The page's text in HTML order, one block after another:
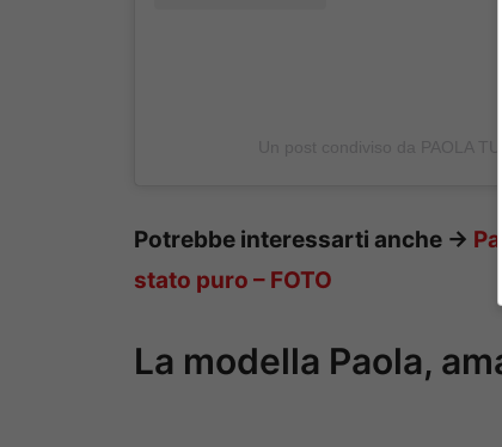
Un post condiviso da PAOLA
Potrebbe interessarti anche ->
stato puro – FOTO
La modella Paola,